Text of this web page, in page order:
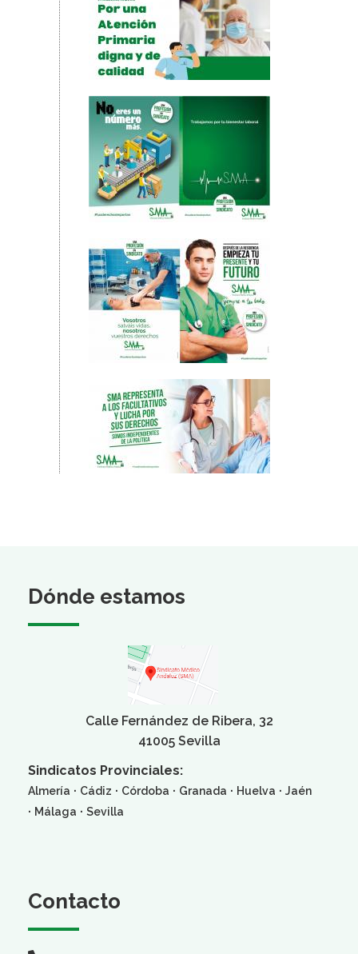
Dónde estamos
Calle Fernández de Ribera, 32
41005 Sevilla
Sindicatos Provinciales:
Almería · Cádiz · Córdoba · Granada · Huelva · Jaén
· Málaga · Sevilla
Contacto